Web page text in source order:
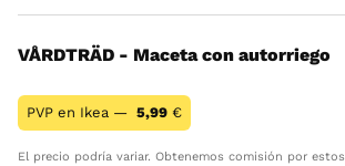
VÅRDTRÄD - Maceta con autorriego
PVP en Ikea — 5,99 €
El precio podría variar. Obtenemos comisión por estos